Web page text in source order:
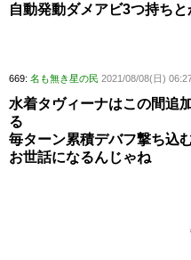
自動発動ダメアビ3つ持ち
669: 名も無き星の民 2021/08/08(日)
水着タヴィーナはこの間追
る
毎ターン累積デバフ撃ち込
お世話になるんじゃね